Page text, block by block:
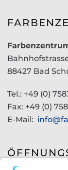
88427 Bad
Tel.: +49 (0)
Fax: +49 (0)
E-Mail: